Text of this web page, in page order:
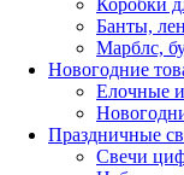
Банты,
Марблс,
Новогодние
Елочные
Праздничные
Свечи